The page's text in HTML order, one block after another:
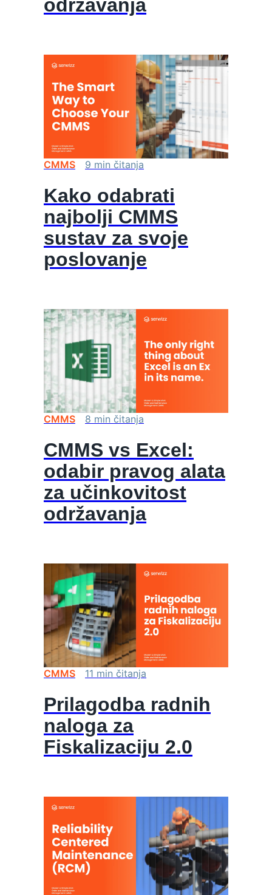
održavanja
CMMS 9 min čitanja
Kako odabrati
najbolji CMMS
sustav za svoje
poslovanje
CMMS 8 min čitanja
CMMS vs Excel:
odabir pravog alata
za učinkovitost
održavanja
CMMS 11 min čitanja
Prilagodba radnih
naloga za
Fiskalizaciju 2.0